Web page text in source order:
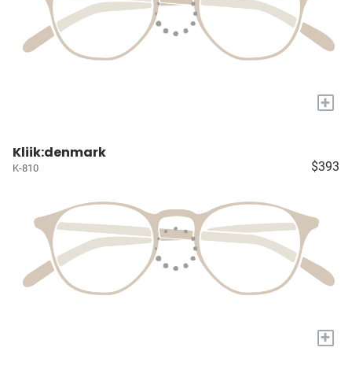
+
Kliik:denmark
K-810 $393
+